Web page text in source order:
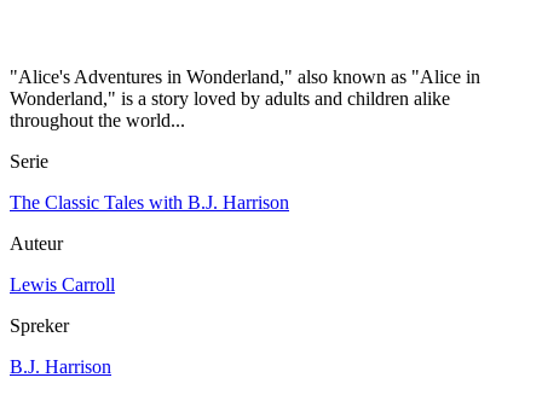
"Alice's Adventures in Wonderland," also known as "Alice in
Wonderland," is a story loved by adults and children alike
throughout the world...
Serie
The Classic Tales with B.J. Harrison
Auteur
Lewis Carroll
Spreker
B.J. Harrison